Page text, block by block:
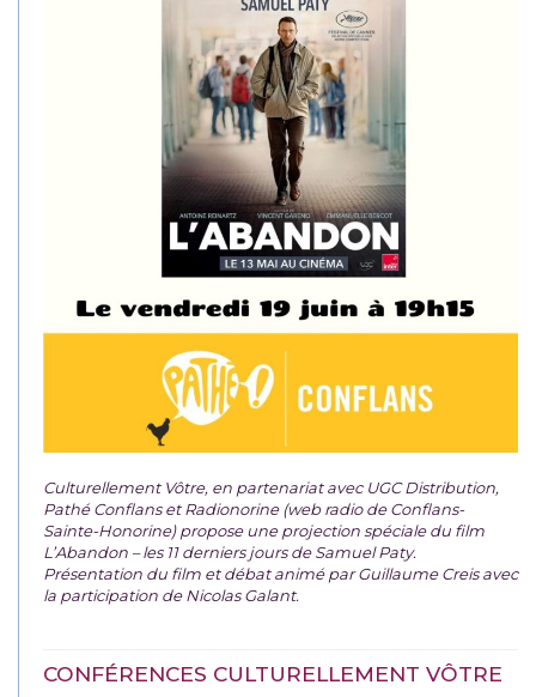
Culturellement Vôtre, en partenariat avec UGC Distribution,
Pathé Conflans et Radionorine (web radio de Conflans-
Sainte-Honorine) propose une projection spéciale du film
L’Abandon – les 11 derniers jours de Samuel Paty.
Présentation du film et débat animé par Guillaume Creis avec
la participation de Nicolas Galant.
CONFÉRENCES CULTURELLEMENT VÔTRE